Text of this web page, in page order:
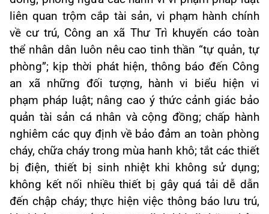
liên quan trộm cắp tài sản, vi phạm hành chính
về cư trú, Công an xã Thư Trì khuyến cáo toàn
thể nhân dân luôn nêu cao tinh thần “tự quản, tự
phòng”; kịp thời phát hiện, thông báo đến Công
an xã những đối tượng, hành vi biểu hiện vi
phạm pháp luật; nâng cao ý thức cảnh giác bảo
quản tài sản cá nhân và cộng đồng; chấp hành
nghiêm các quy định về bảo đảm an toàn phòng
cháy, chữa cháy trong mùa hanh khô; tắt các thiết
bị điện, thiết bị sinh nhiệt khi không sử dụng;
không kết nối nhiều thiết bị gây quá tải dễ dẫn
đến chập cháy; thực hiện việc thông báo lưu trú,